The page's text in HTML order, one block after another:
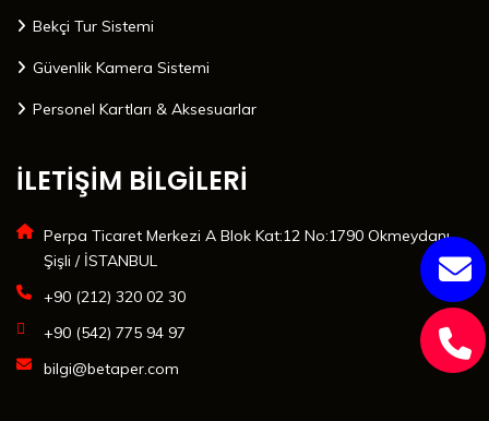
Bekçi Tur Sistemi
Güvenlik Kamera Sistemi
Personel Kartları & Aksesuarlar
İLETİŞİM BİLGİLERİ
Perpa Ticaret Merkezi A Blok Kat:12 No:1790 Okmeydanı
Şişli / İSTANBUL
+90 (212) 320 02 30
+90 (542) 775 94 97
bilgi@betaper.com